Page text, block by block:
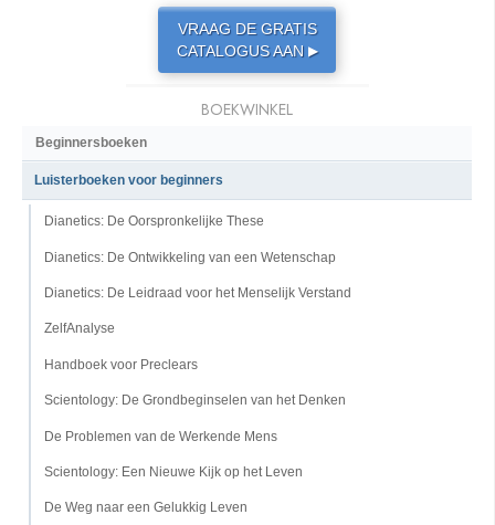
VRAAG DE GRATIS
CATALOGUS AAN ▶
BOEKWINKEL
Beginnersboeken
Luisterboeken voor beginners
Dianetics: De Oorspronkelijke These
Dianetics: De Ontwikkeling van een Wetenschap
Dianetics: De Leidraad voor het Menselijk Verstand
ZelfAnalyse
Handboek voor Preclears
Scientology: De Grondbeginselen van het Denken
De Problemen van de Werkende Mens
Scientology: Een Nieuwe Kijk op het Leven
De Weg naar een Gelukkig Leven